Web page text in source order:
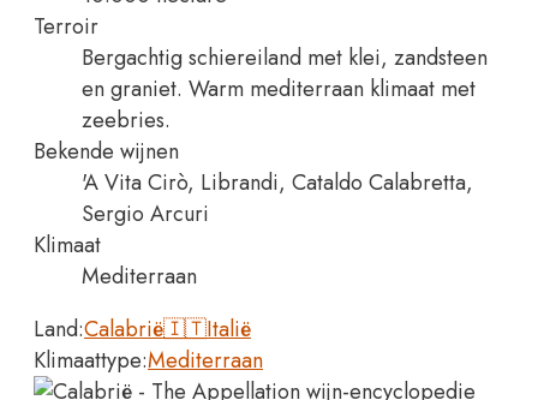
Terroir
Bergachtig schiereiland met klei, zandsteen
en graniet. Warm mediterraan klimaat met
zeebries.
Bekende wijnen
'A Vita Cirò, Librandi, Cataldo Calabretta,
Sergio Arcuri
Klimaat
Mediterraan
Land:Calabrië🇮🇹Italië
Klimaattype:Mediterraan